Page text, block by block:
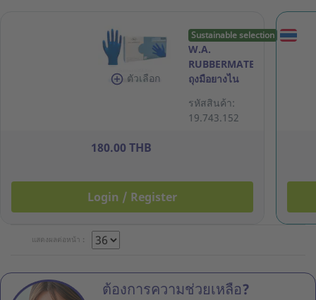
ตัวเลือก
Sustainable selection
W.A.
RUBBERMATE
ถุงมือยางไน
กรัม M กล่อง
100 ชิ้น
รหัสสินค้า:
19.743.152
180.00 THB
Login / Register
แสดงผลต่อหน้า :
ต้องการความช่วยเหลือ?